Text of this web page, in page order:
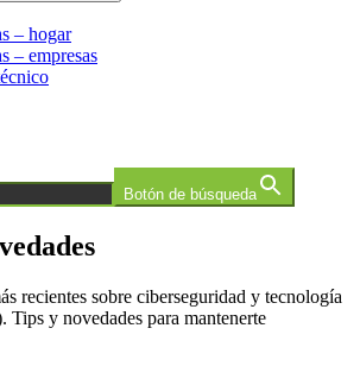
– hogar
– empresas
Botón de búsqueda
recientes sobre ciberseguridad y tecnología
y novedades para mantenerte